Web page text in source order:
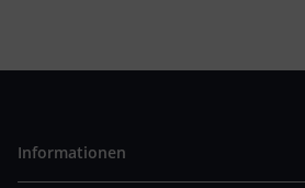
Informationen